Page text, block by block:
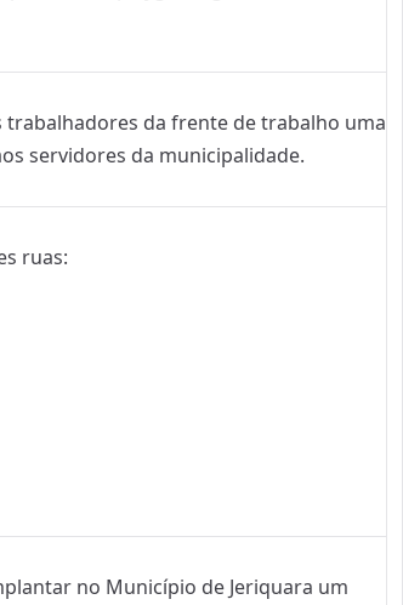
da frente de trabalho uma
servidores da municipalidade.
ruas:
no Município de Jeriquara um